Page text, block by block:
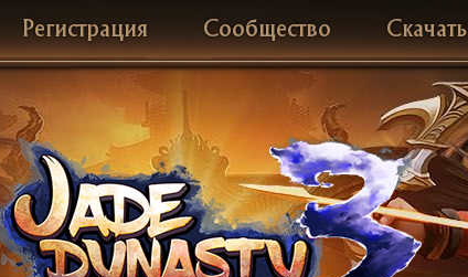
Регистрация Сообщество Скачать